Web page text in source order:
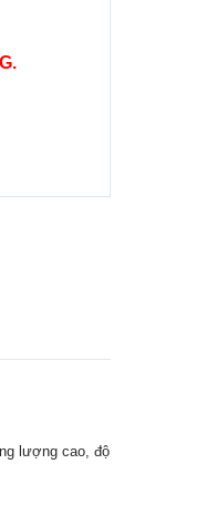
lượng cao, độ